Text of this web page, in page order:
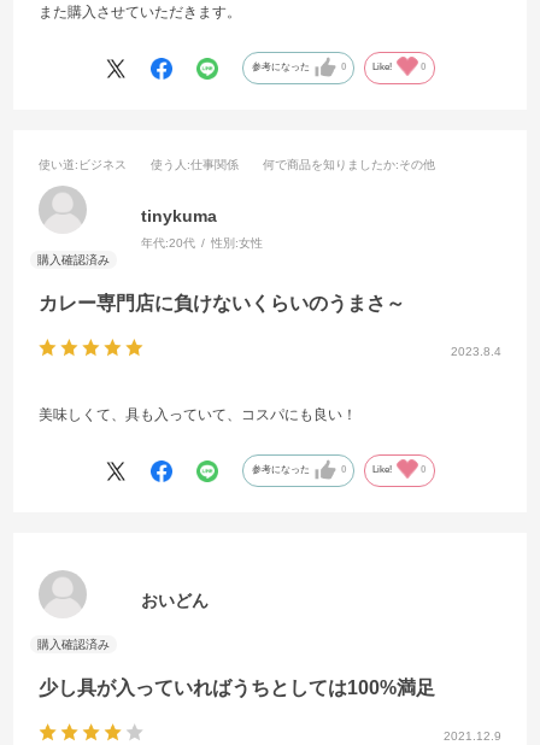
また購入させていただきます。
参考になった 0 Like! 0
2023.8.4
カレー専門店に負けないくらいのうまさ～
使い道:ビジネス 使う人 :仕事関係 何で商品を知りましたか:その他
tinykuma
年代:20代 性別:女性
美味しくて、具も入っていて、コスパにも良い！
参考になった 0 Like! 0
2021.12.9
少し具が入っていればうちとしては100%満足
おいどん